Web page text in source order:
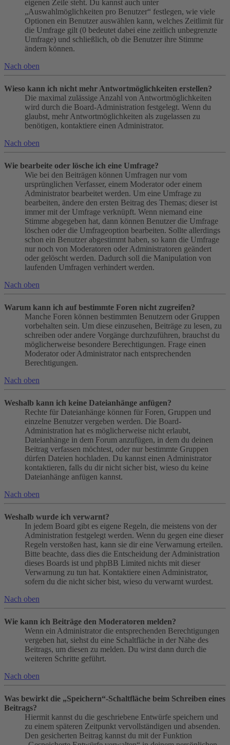
eigenen Zeile steht. Du kannst auch unter
„Auswahlmöglichkeiten pro Benutzer“ festlegen, wie viele
Optionen ein Benutzer auswählen kann, welches Zeitlimit für
die Umfrage gilt (0 bedeutet dabei eine zeitlich unbegrenzte
Umfrage) und schließlich, ob die Benutzer ihre Stimme
ändern können.
Nach oben
Wieso kann ich nicht mehr Antwortmöglichkeiten erstellen?
Die maximal zulässige Anzahl von Antwortmöglichkeiten
wird durch die Board-Administration festgelegt. Wenn du
glaubst, mehr Antwortmöglichkeiten als zugelassen zu
benötigen, kontaktiere einen Administrator.
Nach oben
Wie bearbeite oder lösche ich eine Umfrage?
Wie bei den Beiträgen können Umfragen nur vom
ursprünglichen Verfasser, einem Moderator oder einem
Administrator bearbeitet werden. Um eine Umfrage zu
bearbeiten, ändere den ersten Beitrag des Themas; dieser ist
immer mit der Umfrage verknüpft. Wenn niemand eine
Stimme abgegeben hat, dann können Benutzer die Umfrage
löschen oder die Umfrageoption bearbeiten. Sollte allerdings
schon ein Benutzer abgestimmt haben, so kann die Umfrage
nur noch von Moderatoren oder Administratoren geändert
oder gelöscht werden. Dadurch soll die Manipulation von
laufenden Umfragen verhindert werden.
Nach oben
Warum kann ich auf bestimmte Foren nicht zugreifen?
Manche Foren können bestimmten Benutzern oder Gruppen
vorbehalten sein. Um diese einzusehen, Beiträge zu lesen, zu
schreiben oder andere Vorgänge durchzuführen, brauchst du
möglicherweise besondere Berechtigungen. Frage einen
Moderator oder Administrator nach entsprechenden
Berechtigungen.
Nach oben
Weshalb kann ich keine Dateianhänge anfügen?
Rechte für Dateianhänge können für Foren, Gruppen und
einzelne Benutzer vergeben werden. Die Board-
Administration hat es möglicherweise nicht erlaubt,
Dateianhänge in dem Forum anzufügen, in dem du deinen
Beitrag verfassen möchtest, oder nur bestimmte Gruppen
dürfen Dateien hochladen. Du kannst einen Administrator
kontaktieren, falls du dir nicht sicher bist, wieso du keine
Dateianhänge anfügen kannst.
Nach oben
Weshalb wurde ich verwarnt?
In jedem Board gibt es eigene Regeln, die meistens von der
Administration festgelegt werden. Wenn du gegen eine dieser
Regeln verstoßen hast, kann sie dir eine Verwarnung erteilen.
Bitte beachte, dass dies die Entscheidung der Administration
dieses Boards ist und phpBB Limited nichts mit dieser
Verwarnung zu tun hat. Kontaktiere einen Administrator,
sofern du die nicht sicher bist, wieso du verwarnt wurdest.
Nach oben
Wie kann ich Beiträge den Moderatoren melden?
Wenn ein Administrator die entsprechenden Berechtigungen
vergeben hat, siehst du eine Schaltfläche in der Nähe des
Beitrags, um diesen zu melden. Du wirst dann durch die
weiteren Schritte geführt.
Nach oben
Was bewirkt die „Speichern“-Schaltfläche beim Schreiben eines
Beitrags?
Hiermit kannst du die geschriebene Entwürfe speichern und
zu einem späteren Zeitpunkt vervollständigen und absenden.
Den gesicherten Beitrag kannst du mit der Funktion